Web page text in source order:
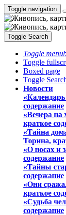
Toggle navigation
Toggle Search
Toggle
Toggle
Boxed page
Toggle
Новости
содержание
«Вечера на
краткое
«Тайна
Торина,
«О носах и
содержание
«Тайны
содержание
«Они
краткое
«Судьба
содержание